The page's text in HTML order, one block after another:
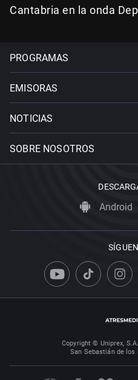
Cantabria en la onda
PROGRAMAS
EMISORAS
NOTICIAS
SOBRE NOSOTROS
Android
Copyright © Uniprex,
San Sebastián de los